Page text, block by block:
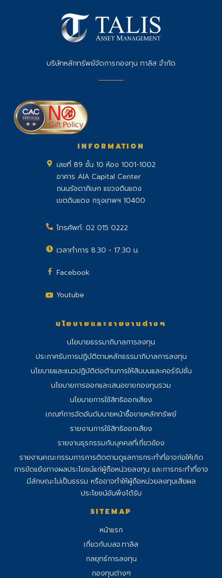
บริษัทหลักทรัพย์จัดการกองทุน ทาลิส จำกัด
INFORMATION
เลขที่ 89 ชั้น 10 ห้อง 1001-1002
อาคาร AIA Capital Center
ถนนรัชดาภิเษก แขวงดินแดง
เขตดินแดง กรุงเทพฯ 10400
โทรศัพท์: 02 015 0222
เวลาทำการ 8.30 - 17.30 น.
Facebook
Youtube
นโยบายและรายงานต่างๆ
นโยบายธรรมาภิบาลการลงทุน
ประกาศรับการปฏิบัติตามหลักธรรมาภิบาลการลงทุน
นโยบายและแนวปฏิบัติต่อต้านการให้สินบนและคอร์รัปชั่น
นโยบายการออกและเสนอขายกองทุนรวม
นโยบายการใช้สิทธิออกเสียง
เกณฑ์การจัดอันดับนายหน้าซื้อขายหลักทรัพย์
รายงานการใช้สิทธิออกเสียง
รายงานธุรกรรมกับบุคคลที่เกี่ยวข้อง
รายงานคณะกรรมการการติดตามดูแลการกระทําที่อาจก่อให้เกิด
การขัดแย้งทางผลประโยชน์แก่ผู้ถือหน่วยลงทุน และการกระทําที่อาจ
มีลักษณะไม่เป็นธรรม หรืออาจทําให้ผู้ถือหน่วยลงทุนเสียผล
ประโยชน์อันพึงได้รับ
SITEMAP
หน้าแรก
เกี่ยวกับบลจ.ทาลิส
กลยุทธ์การลงทุน
กองทุนต่างๆ